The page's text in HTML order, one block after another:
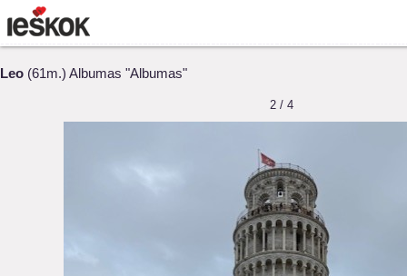
Leo (61m.) Albumas "Albumas"
2 / 4